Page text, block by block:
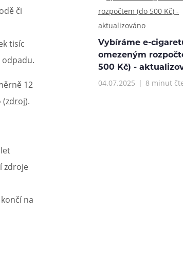
či
tisíc
odpadu.
12
(zdroj).
zdroje
na
Vybíráme e-
omezeným
500 Kč) -
04.07.2025 8 minut